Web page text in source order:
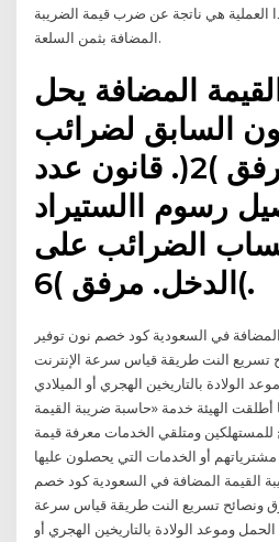
العملية هي ناتجة عن ضرب قيمة الضريبة
المضافة بثمن السلعة.
المضافة يحل
السابق لضرائب
الدخل. مرفق )2(. قانون عدد
رسوم االستيراد
الضرائب على
الدخل. مرفق )6(.
في السعودية كود خصم نون توفير
ونصائح تسريع النت طريقة قياس سرعة الإنترنت
الولادة بالتاريخين الهجري أو الميلادي
من 1 الى كما أطلقت الهيئة خدمة «حاسبة ضريبة القيمة
للمستهلكين ومتلقي الخدمات معرفة قيمة
أو الخدمات التي يحصلون عليها
القيمة المضافة في السعودية كود خصم
أكثر من 10% طرق ونصائح تسريع النت طريقة قياس سرعة
وموعد الولادة بالتاريخين الهجري أو